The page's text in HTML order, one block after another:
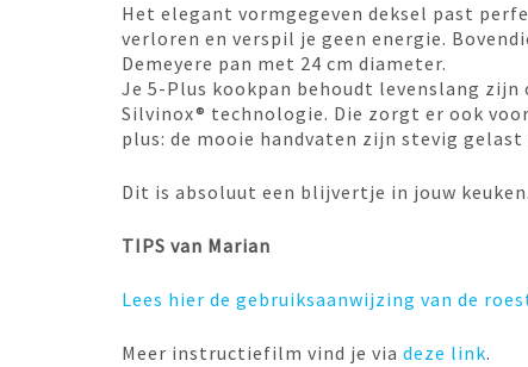
Het elegant vormgegeven deksel past
verloren en verspil je geen energie.
Demeyere pan met 24 cm diameter.
Je 5-Plus kookpan behoudt levenslang
Silvinox® technologie. Die zorgt er ook
plus: de mooie handvaten zijn stevig
Dit is absoluut een blijvertje in jouw keuken.
TIPS van Marian
Lees hier de gebruiksaanwijzing van de
Meer instructiefilm vind je via deze link.